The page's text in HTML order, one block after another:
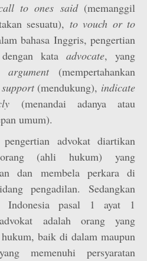
to ones said(memanggil
sesuatu), to vouch or to
bahasa Inggris, pengertian
kata advocate, yang
(mempertahankan
(mendukung), indicate
(menandai adanya atau
umum).
advokat diartikan
(ahli hukum) yang
dan membela perkara di
pengadilan. Sedangkan
Indonesia pasal 1 ayat 1
adalah orang yang
baik di dalam maupun
memenuhi persyaratan